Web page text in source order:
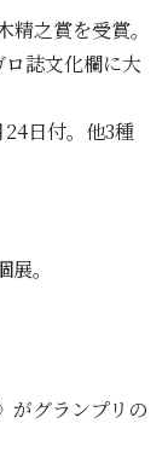
之賞を受賞。
誌文化欄に大
日付。他3種
。
グランプリの